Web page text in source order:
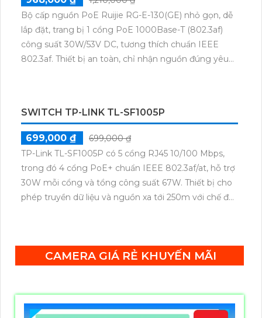
2,130,000 ₫ 2,130,000 ₫
Switch chuyển đổi dữ liệu DS-3E0310P-E/M là một
sản phẩm công nghệ hàng đầu với nhiều trang bị
tiên tiến. Máy có khả năng kết nối và chuyển đổi dữ
tốc độ truyền tải cao và đáng tin cậy. Ngoài ra, sản
phẩm này còn được trang bị tính năng PoE (Power
over Ethernet) để cung cấp nguồn điện cho các thiết
bị mạng như camera IP, điểm truy cập không dây và
điện thoại IP. Switch DS-3E0310P-E/M còn hỗ trợ
chức năng VLAN (Virtual Local Area Network) để
phân chia mạng thành các phân đoạn độc lập, giúp
802.3u, IEEE 802.3x, IEEE 802.3af/at, giúp tối ưu hiệu
suất mạng. Thiết kế nhỏ gọn và tiết kiệm không gian,
khai hệ thống mạng trong các công ty, trường học,
khách sạn và các địa điểm khác.
CAMERA QUAN SÁT ĐỀ XUẤT